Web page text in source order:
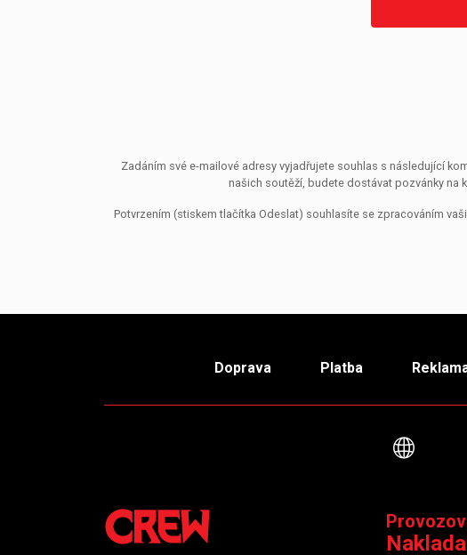
Zadáním své e-mailové adresy vyjadřujete souhlas s následující
našich soutěží, budete dostávat pozvánky na
Potvrzením (stiskem tlačítka Odeslat) souhlasíte se zpracováním
Doprava Platba